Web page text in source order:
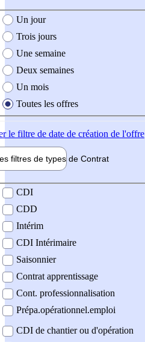
création de l'offre
Un jour
Trois jours
Une semaine
Deux semaines
Un mois
Toutes les offres
le filtre de date de création de l'offre
filtres de types de Contrat
contrat
CDI
CDD
Intérim
CDI Intérimaire
Saisonnier
Contrat apprentissage
Cont. professionnalisation
Prépa.opérationnel.emploi
CDI de chantier ou d'opération